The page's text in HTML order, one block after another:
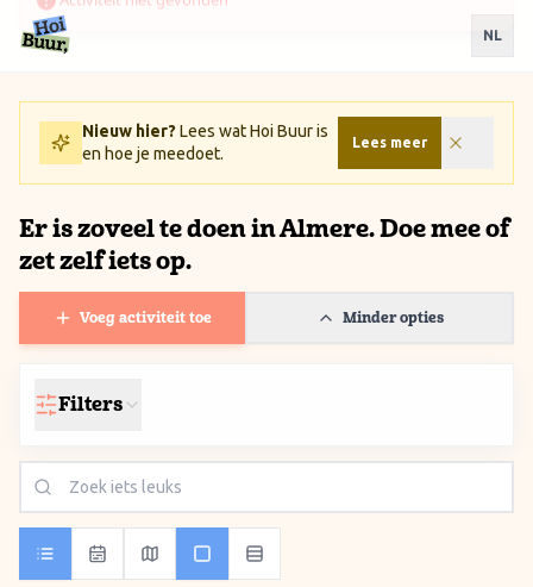
Ga naar inhoud / Skip to content
NL
Nieuw hier? Lees wat Hoi Buur is
en hoe je meedoet.
Lees meer
Er is zoveel te doen in Almere. Doe mee of
zet zelf iets op.
Voeg activiteit toe Minder opties
Filters